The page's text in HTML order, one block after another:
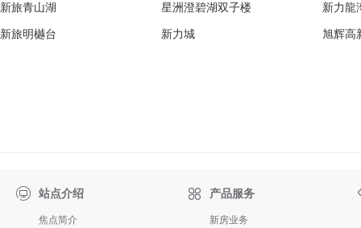
新旅青山湖 星洲澄碧湖双子楼 新力龍
新旅明樾台 新力城 旭辉高
站点介绍
焦点简介
 产品服务
新房业务